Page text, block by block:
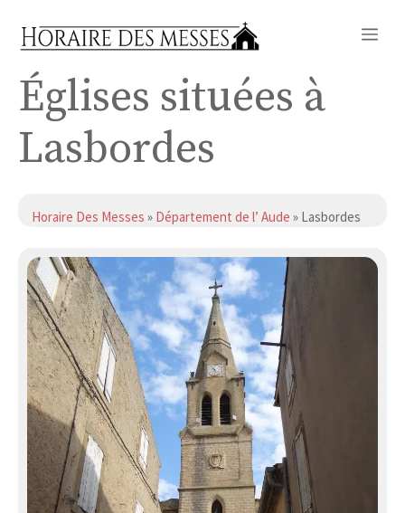
Églises situées à
Lasbordes
Horaire Des Messes » Département de l’ Aude » Lasbordes